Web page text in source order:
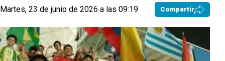
Martes, 23 de junio de 2026 a las 09:19 Compartir